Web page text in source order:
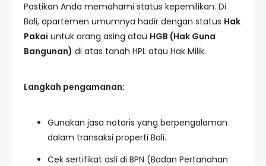
Pastikan Anda memahami status kepemilikan. Di
Bali, apartemen umumnya hadir dengan status Hak
Pakai untuk orang asing atau HGB (Hak Guna
Bangunan) di atas tanah HPL atau Hak Milik.
Langkah pengamanan:
Gunakan jasa notaris yang berpengalaman
dalam transaksi properti Bali.
Cek sertifikat asli di BPN (Badan Pertanahan